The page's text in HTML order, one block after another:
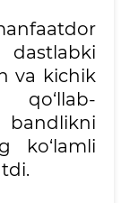
va kichik
ko‘lamli